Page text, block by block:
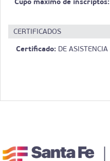
CERTIFICADOS
Certificado: DE ASISTENCIA